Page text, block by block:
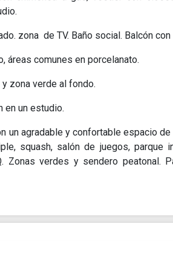
zona de TV. Baño social. Balcón con
áreas comunes en porcelanato.
zona verde al fondo.
en un estudio.
un agradable y confortable espacio
squash, salón de juegos, parque
Zonas verdes y sendero peatonal.